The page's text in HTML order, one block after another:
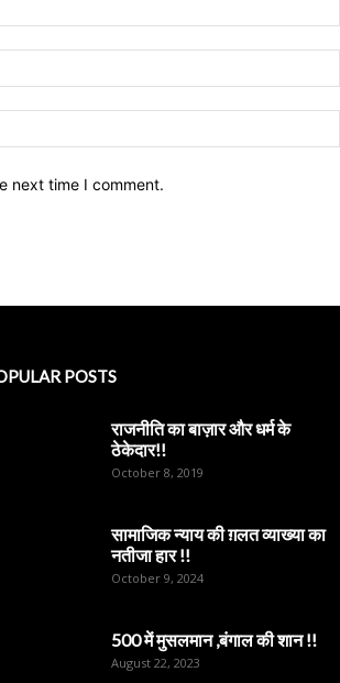
next time I comment.
POSTS
राजनीति का बाज़ार और धर्म के
ठेकेदार!!
October 8, 2019
सामाजिक न्याय की ग़लत व्याख्या का
नतीजा हार !!
October 9, 2024
500 में मुसलमान ,बंगाल की शान !!
August 22, 2023